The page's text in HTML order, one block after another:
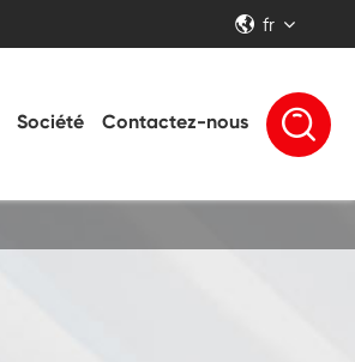
 fr
Société Contactez-nous 